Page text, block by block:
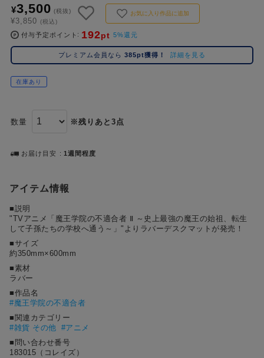
1位 #ハイキュー!!
2位 #ポケットモンスター（ポケモン）
#初音ミク シリーズ
#名探偵コナン
5位 #呪術廻戦
#ゴールデンカムイ
#Re:ゼロから始める異世界生活（リゼロ）
#銀魂
#しゅ
#超か
¥3,500 (税抜)
¥3,850 (税込)
お気に入り作品に追加
付与予定ポイント 192pt 5%還元
プレミアム会員なら 385pt獲得！ 詳細を見る
在庫あり
数量 ※残りあと3点
お届け目安 1週間程度
アイテム情報
■説明
"TVアニメ「魔王学院の不適合者 Ⅱ ～史上最強の魔王の始祖、転生
して子孫たちの学校へ通う～」"よりラバーデスクマットが発売！
■サイズ
約350mm×600mm
■素材
ラバー
■作品名
#魔王学院の不適合者
■関連カテゴリー
#雑貨 その他 #アニメ
■問い合わせ番号
183015（コレイズ）